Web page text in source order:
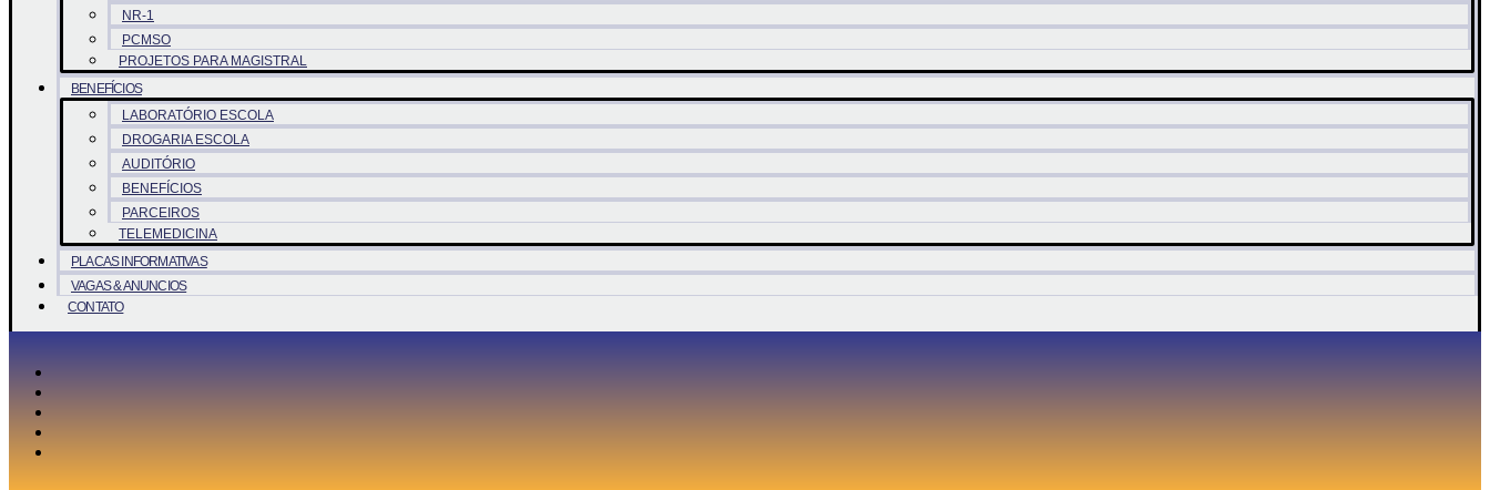
NR-1
PCMSO
PROJETOS PARA MAGISTRAL
BENEFÍCIOS
LABORATÓRIO ESCOLA
DROGARIA ESCOLA
AUDITÓRIO
BENEFÍCIOS
PARCEIROS
TELEMEDICINA
PLACAS INFORMATIVAS
VAGAS & ANUNCIOS
CONTATO